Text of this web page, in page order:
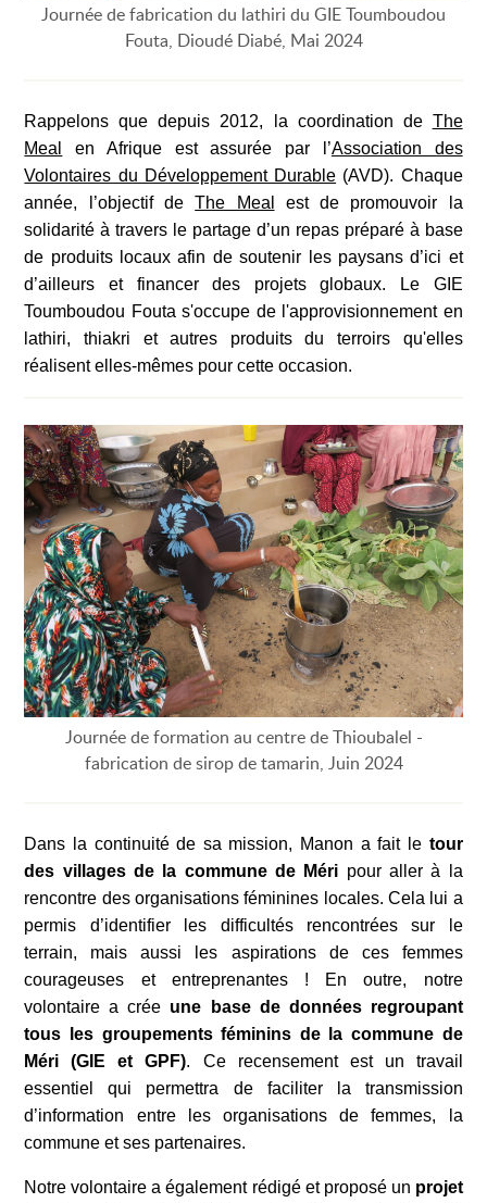
Journée de fabrication du lathiri du GIE Toumboudou
Fouta, Dioudé Diabé, Mai 2024
Rappelons que depuis 2012, la coordination de The
Meal
en Afrique est assurée par l’Association des
Volontaires du Développement Durable (AVD). Chaque
année, l’objectif deThe Meal
est de promouvoir la
solidarité à travers le partage d’un repas préparé à base
de produits locaux afin de soutenir les paysans d’ici et
d’ailleurs et financer des projets globaux. Le GIE
Toumboudou Fouta s'occupe de l'approvisionnement en
lathiri, thiakri et autres produits du terroirs qu'elles
réalisent elles-mêmes pour cette occasion.
Journée de formation au centre de Thioubalel -
fabrication de sirop de tamarin, Juin 2024
Dans la continuité de sa mission, Manon a fait le tour
des villages de la commune de Méri pour aller à la
rencontre des organisations féminines locales. Cela lui a
permis d’identifier les difficultés rencontrées sur le
terrain, mais aussi les aspirations de ces femmes
courageuses et entreprenantes ! En outre, notre
volontaire a crée une base de données regroupant
tous les groupements féminins de la commune de
Méri (GIE et GPF). Ce recensement est un travail
essentiel qui permettra de faciliter la transmission
d’information entre les organisations de femmes, la
commune et ses partenaires.
Notre volontaire a également rédigé et proposé un projet